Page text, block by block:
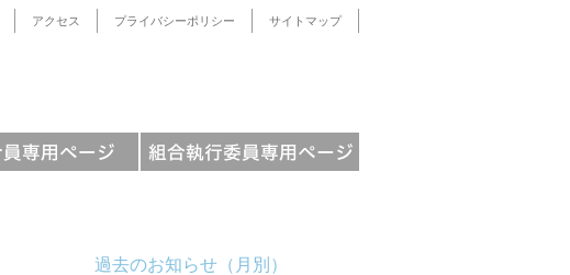
アクセス プライバシーポリシー サイトマップ
過去のお知らせ（月別）